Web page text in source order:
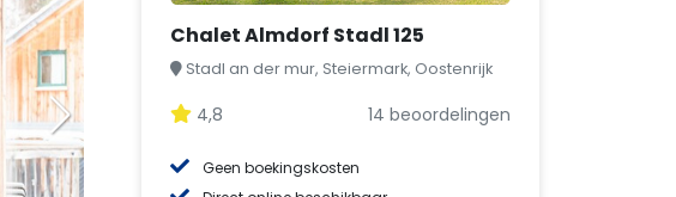
Chalet Almdorf Stadl 125
Stadl an der mur, Steiermark, Oostenrijk
4,8 14 beoordelingen
Geen boekingskosten